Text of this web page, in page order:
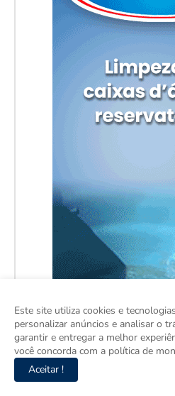
Este site utiliza cookies e
personalizar anúncios e analisar o
garantir e entregar a melhor
você concorda com a política de
Aceitar !